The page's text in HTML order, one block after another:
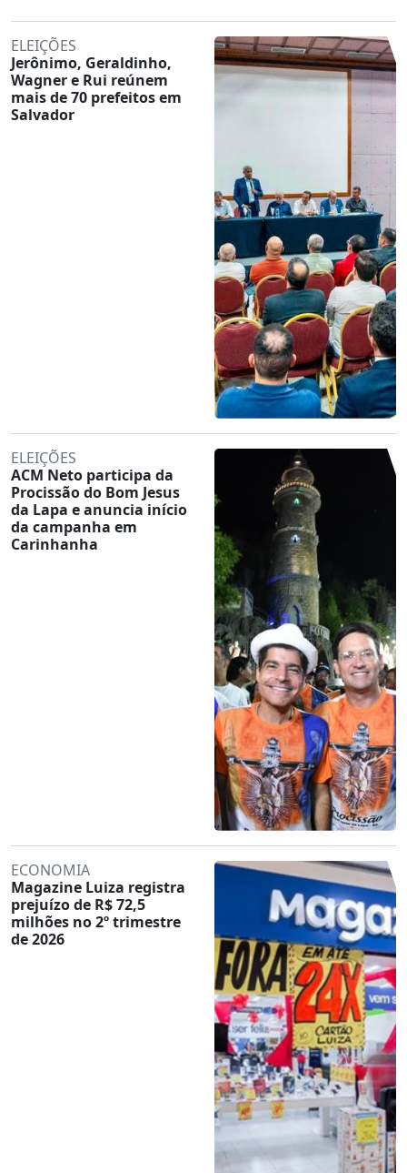
ELEIÇÕES
Jerônimo, Geraldinho,
Wagner e Rui reúnem
mais de 70 prefeitos em
Salvador
ELEIÇÕES
ACM Neto participa da
Procissão do Bom Jesus
da Lapa e anuncia início
da campanha em
Carinhanha
ECONOMIA
Magazine Luiza registra
prejuízo de R$ 72,5
milhões no 2º trimestre
de 2026